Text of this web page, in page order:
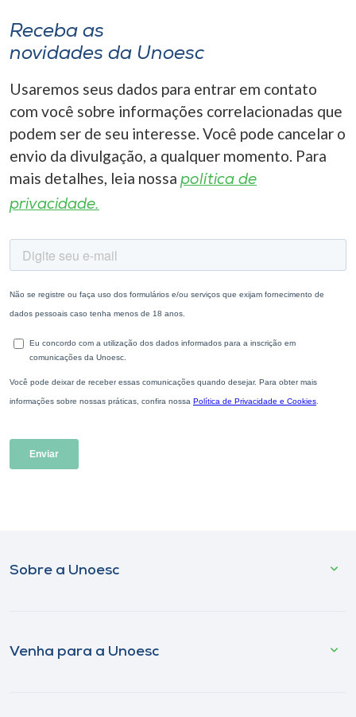
Receba as
novidades da Unoesc
Usaremos seus dados para entrar em contato
com você sobre informações correlacionadas que
podem ser de seu interesse. Você pode cancelar o
envio da divulgação, a qualquer momento. Para
mais detalhes, leia nossa política de
privacidade.
Sobre a Unoesc
Venha para a Unoesc